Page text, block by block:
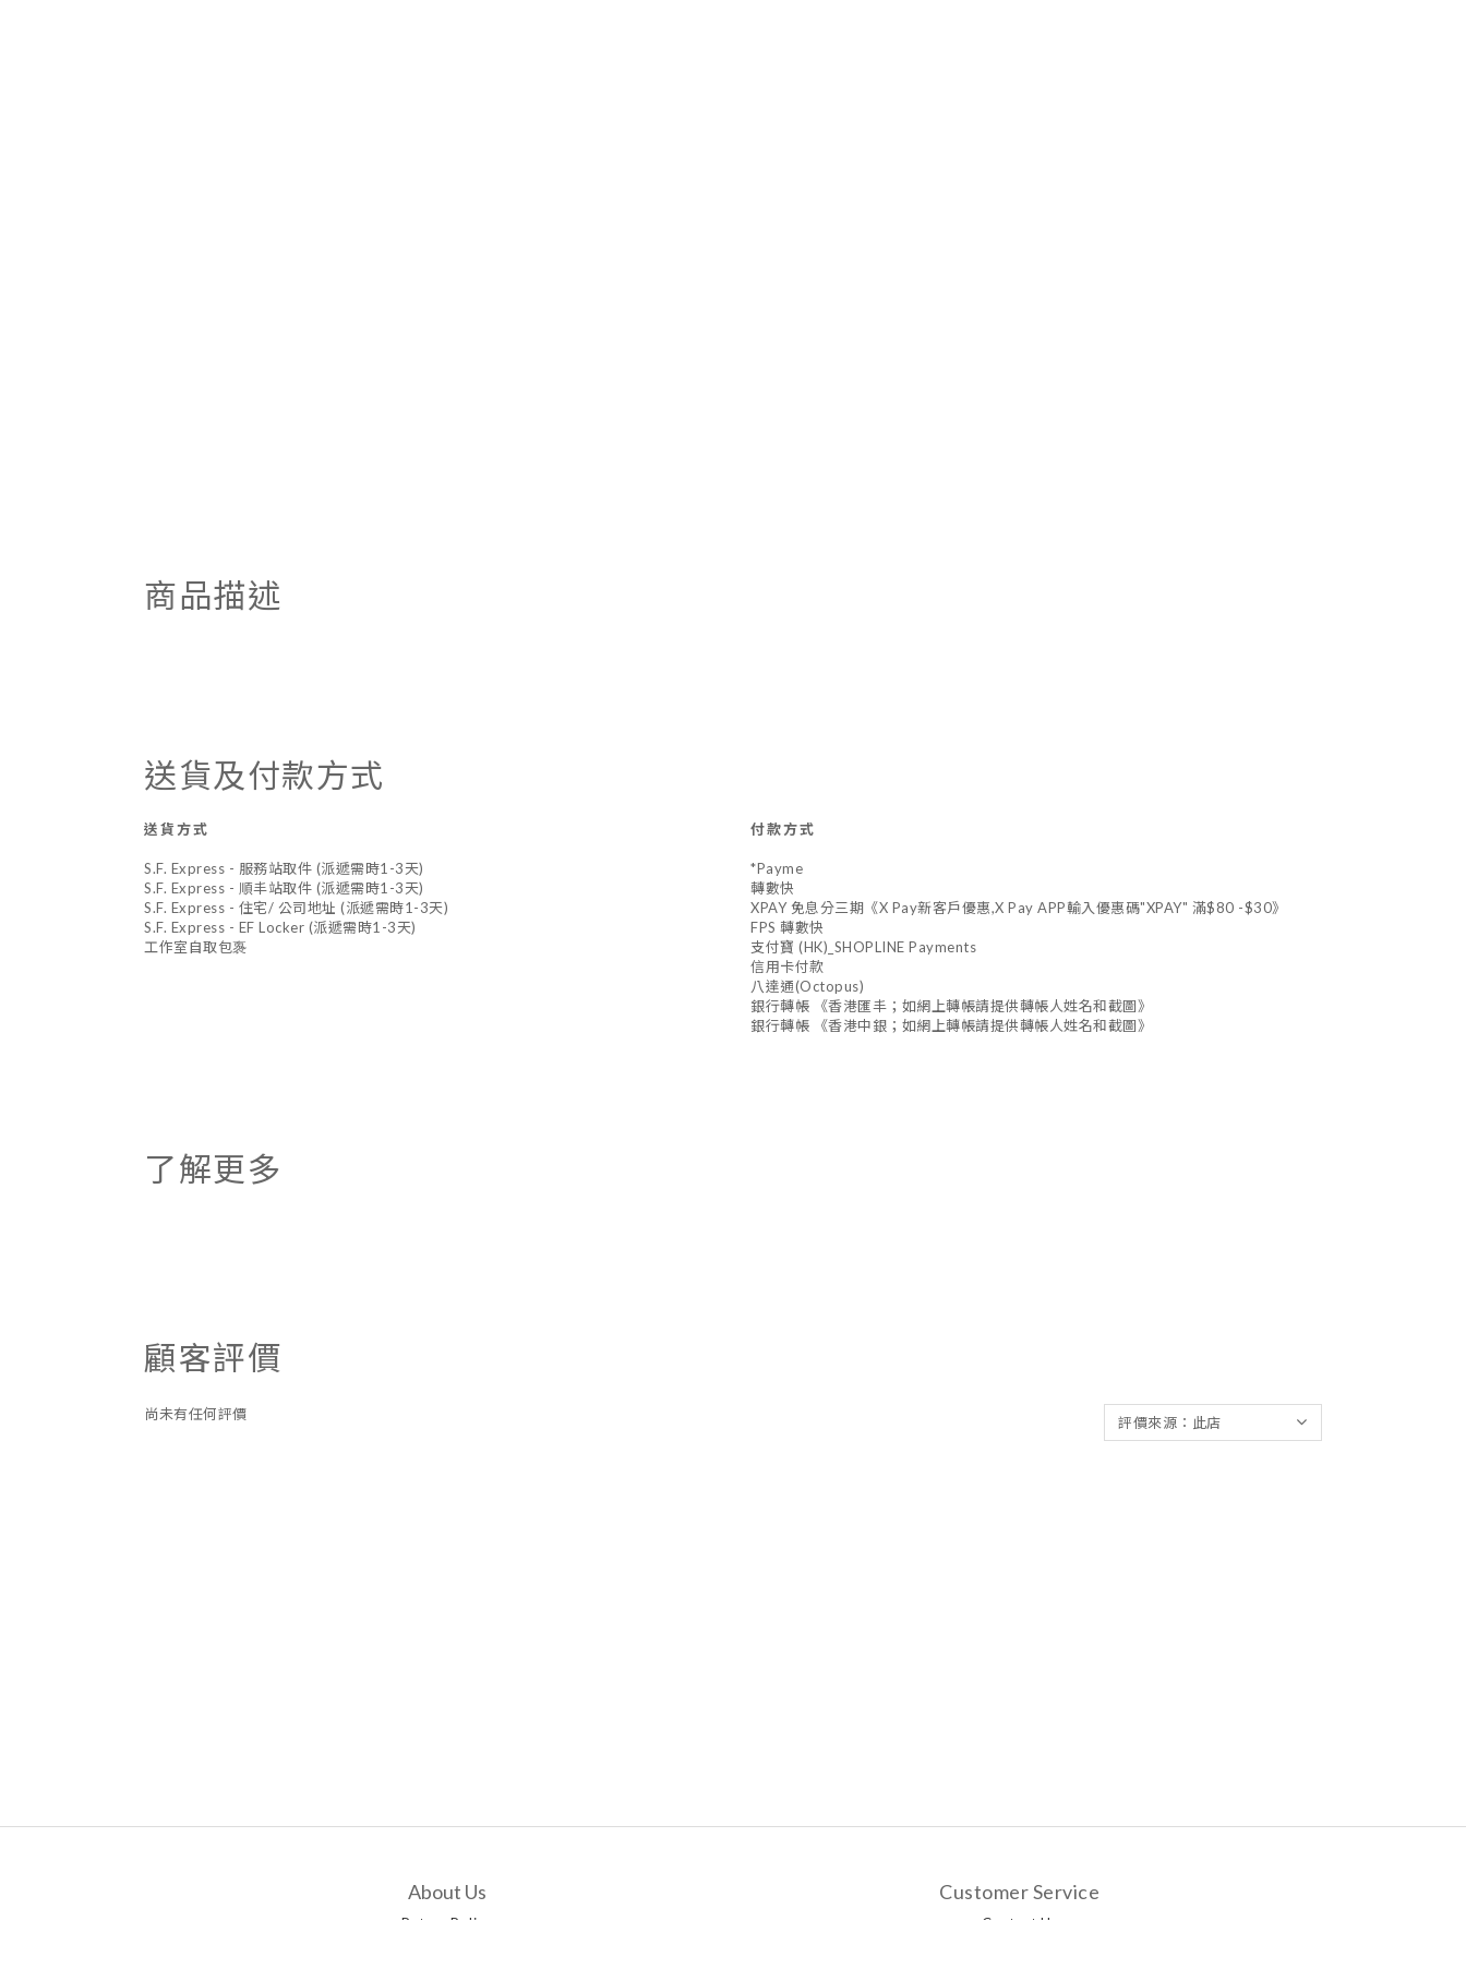
商品描述
送貨及付款方式
送貨方式
S.F. Express - 服務站取件 (派遞需時1-3天)
S.F. Express - 順丰站取件 (派遞需時1-3天)
S.F. Express - 住宅/ 公司地址 (派遞需時1-3天)
S.F. Express - EF Locker (派遞需時1-3天)
工作室自取包褢
付款方式
*Payme
轉數快
XPAY 免息分三期《X Pay新客戶優惠,X Pay APP輸入優惠碼"XPAY" 滿$80 -$30》
FPS 轉數快
支付寶 (HK)_SHOPLINE Payments
信用卡付款
八達通(Octopus)
銀行轉帳 《香港匯丰；如網上轉帳請提供轉帳人姓名和截圖》
銀行轉帳 《香港中銀；如網上轉帳請提供轉帳人姓名和截圖》
了解更多
顧客評價
尚未有任何評價
About Us
Return Policy
Customer Service
Contact Us